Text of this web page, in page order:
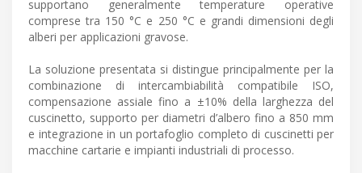
supportano generalmente temperature operative
comprese tra 150 °C e 250 °C e grandi dimensioni degli
alberi per applicazioni gravose.
La soluzione presentata si distingue principalmente per la
combinazione di intercambiabilità compatibile ISO,
compensazione assiale fino a ±10% della larghezza del
cuscinetto, supporto per diametri d’albero fino a 850 mm
e integrazione in un portafoglio completo di cuscinetti per
macchine cartarie e impianti industriali di processo.